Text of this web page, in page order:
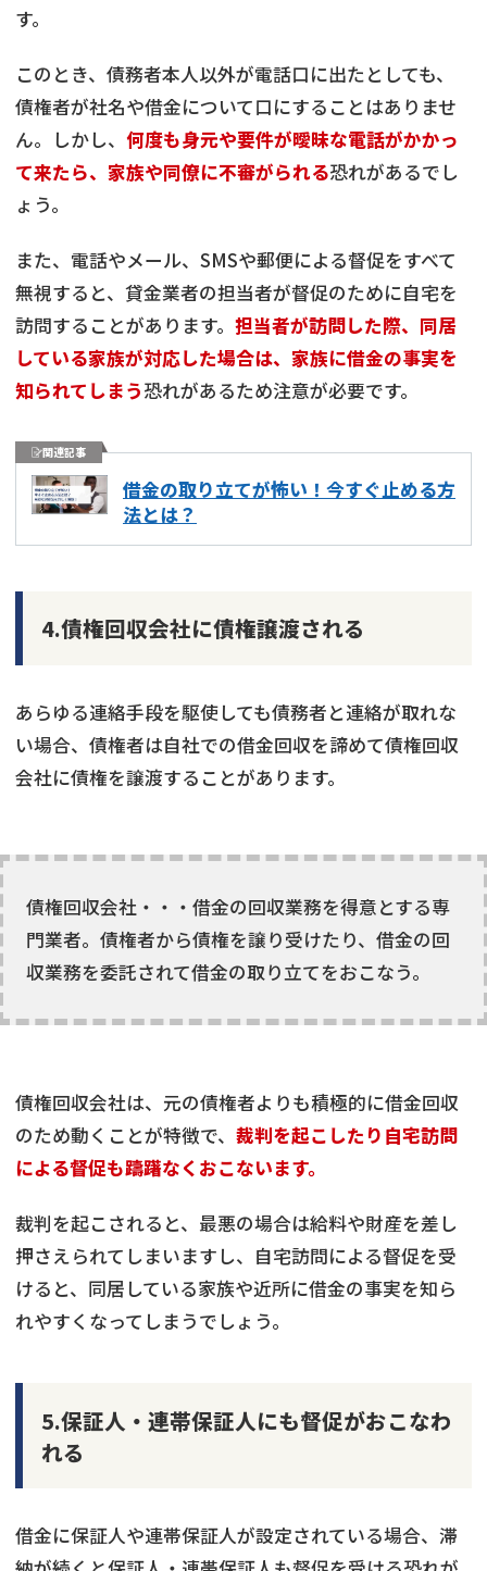
す。
このとき、債務者本人以外が電話口に出たとしても、
債権者が社名や借金について口にすることはありませ
ん。しかし、 何度も身元や要件が曖昧な電話がかかっ
て来たら、家族や同僚に不審がられる恐れがあるでし
ょう。
また、電話やメール、SMSや郵便による督促をすべて
無視すると、貸金業者の担当者が督促のために自宅を
訪問することがあります。 担当者が訪問した際、同居
している家族が対応した場合は、家族に借金の事実を
知られてしまう恐れがあるため注意が必要です。
関連記事
借金の取り立てが怖い！今すぐ止める方
法とは？
4.債権回収会社に債権譲渡される
あらゆる連絡手段を駆使しても債務者と連絡が取れな
い場合、債権者は自社での借金回収を諦めて債権回収
会社に債権を譲渡することがあります。
債権回収会社・・・借金の回収業務を得意とする専
門業者。債権者から債権を譲り受けたり、借金の回
収業務を委託されて借金の取り立てをおこなう。
債権回収会社は、元の債権者よりも積極的に借金回収
のため動くことが特徴で、 裁判を起こしたり自宅訪問
による督促も躊躇なくおこないます。
裁判を起こされると、最悪の場合は給料や財産を差し
押さえられてしまいますし、自宅訪問による督促を受
けると、同居している家族や近所に借金の事実を知ら
れやすくなってしまうでしょう。
5.保証人・連帯保証人にも督促がおこなわ
れる
借金に保証人や連帯保証人が設定されている場合、滞